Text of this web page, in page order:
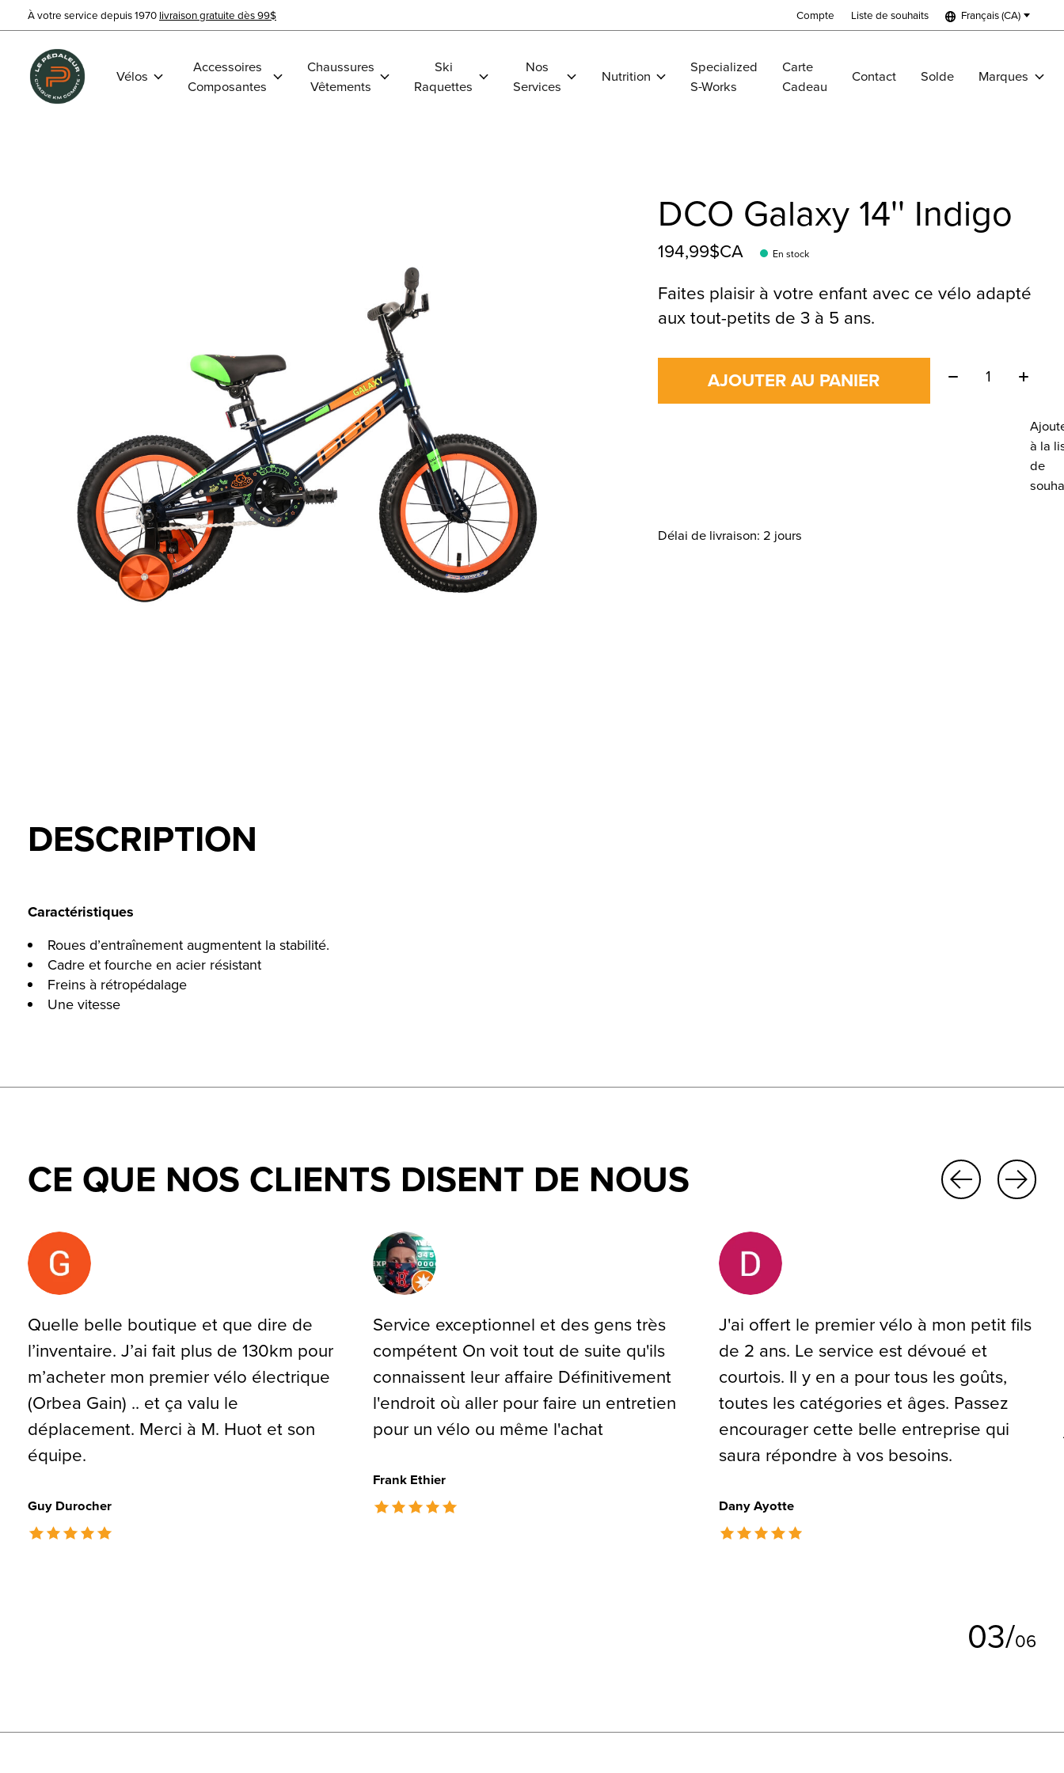
À votre service depuis 1970 livraison gratuite dès 99$ Compte Liste de souhaits Français (CA)
Vélos
Accessoires
Composantes
Chaussures
Vêtements
Ski
Raquettes
Nos
Services
Nutrition
Specialized
S-Works
Carte
Cadeau
Contact Solde Marques
DCO Galaxy 14'' Indigo
194,99$CA En stock
Faites plaisir à votre enfant avec ce vélo adapté
aux tout-petits de 3 à 5 ans.
AJOUTER AU PANIER Quantité:
à la
de
Délai de livraison: 2 jours
DESCRIPTION
Caractéristiques
Roues d’entraînement augmentent la stabilité.
Cadre et fourche en acier résistant
Freins à rétropédalage
Une vitesse
CE QUE NOS CLIENTS DISENT DE NOUS
Testimonial items
Quelle belle boutique et que dire de
l’inventaire. J’ai fait plus de 130km pour
m’acheter mon premier vélo électrique
(Orbea Gain) .. et ça valu le
déplacement. Merci à M. Huot et son
équipe.
Guy Durocher
The rating of this product is
Service exceptionnel et des gens très
compétent On voit tout de suite qu'ils
connaissent leur affaire Définitivement
l'endroit où aller pour faire un entretien
pour un vélo ou même l'achat
Frank Ethier
The rating of this product is
J'ai offert le premier vélo à mon petit fils
de 2 ans. Le service est dévoué et
courtois. Il y en a pour tous les goûts,
toutes les catégories et âges. Passez
encourager cette belle entreprise qui
saura répondre à vos besoins.
Dany Ayotte
The rating of this product is
03/06